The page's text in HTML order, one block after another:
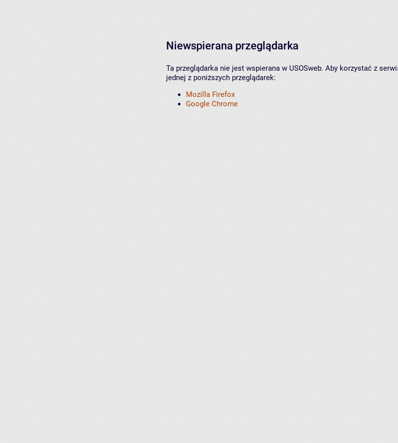
Niewspierana przeglądarka
Ta przeglądarka nie jest wspierana w USOSweb. Aby korzystać z
jednej z poniższych przeglądarek:
Mozilla Firefox
Google Chrome